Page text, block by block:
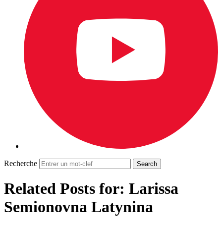
Recherche
Related Posts for: Larissa
Semionovna Latynina